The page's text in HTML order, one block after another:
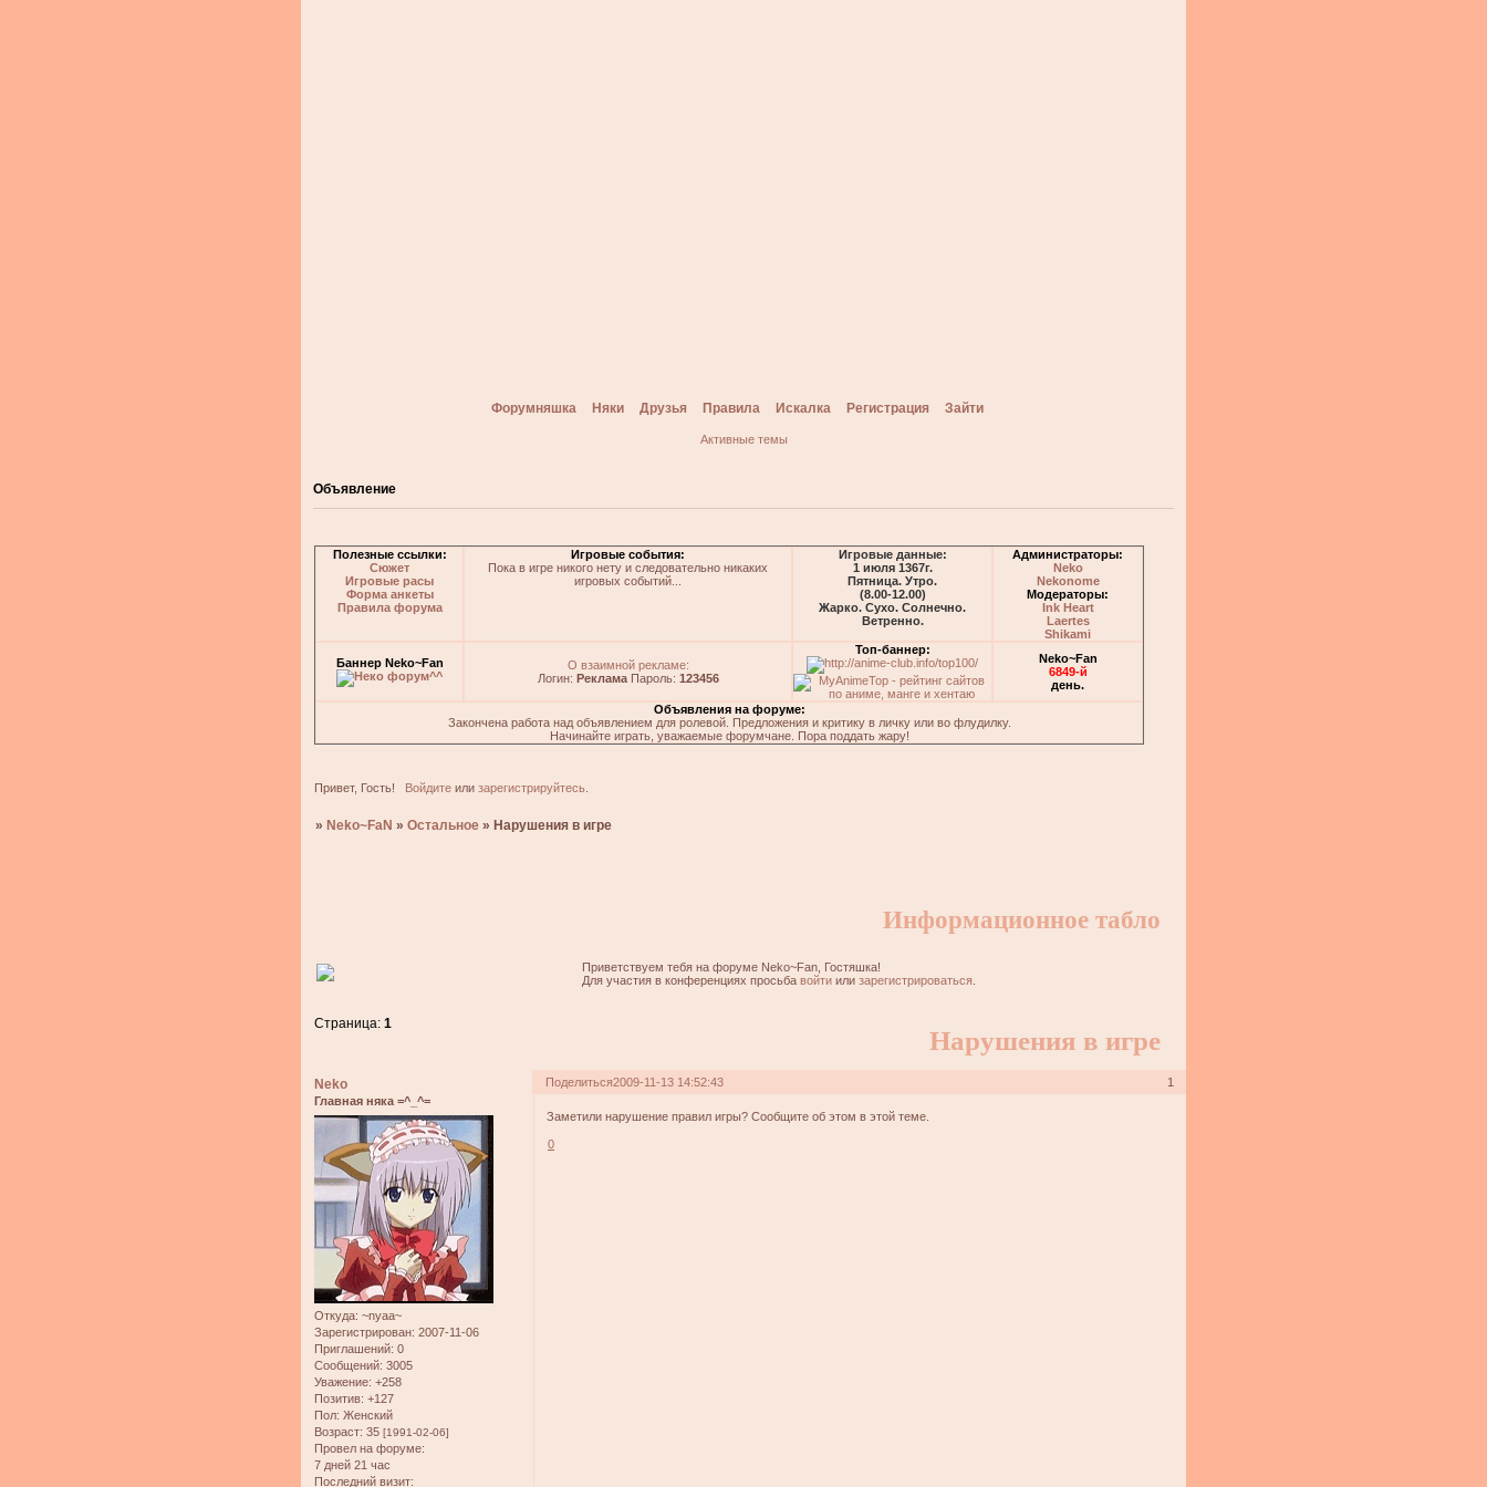
Форумняшка Няки Друзья Правила Искалка Регистрация Зайти
Активные темы
Объявление
Полезные ссылки:
Сюжет
Игровые расы
Форма анкеты
Правила форума
Игровые события:
Пока в игре никого нету и следовательно никаких
игровых событий...
Игровые данные:
1 июля 1367г.
Пятница. Утро.
(8.00-12.00)
Жарко. Сухо. Солнечно.
Ветренно.
Администраторы:
Neko
Nekonome
Модераторы:
Ink Heart
Laertes
Shikami
Баннер Neko~Fan
О взаимной рекламе:
Логин: РекламаПароль: 123456
Топ-баннер:
Neko~Fan
6849-й
день.
Объявления на форуме:
Закончена работа над объявлением для ролевой. Предложения и критику в личку или во флудилку.
Начинайте играть, уважаемые форумчане. Пора поддать жару!
Привет, Гость! Войдитеили зарегистрируйтесь.
» Neko~FaN »Остальное » Нарушения в игре
Информационное табло
Приветствуем тебя на форуме Neko~Fan, Гостяшка!
Для участия в конференциях просьба войти или зарегистрироваться
Нарушения в игре
Страница:1
Поделиться 1
2009-11-13 14:52:43
Neko
Главная няка =^_^=
Откуда: ~nyaa~
Зарегистрирован: 2007-11-06
Приглашений: 0
Сообщений: 3005
Уважение: +258
Позитив: +127
Пол: Женский
Возраст: 35 [1991-02-06]
Провел на форуме:
7 дней 21 час
Последний визит:
Заметили нарушение правил игры? Сообщите об этом в этой теме.
0